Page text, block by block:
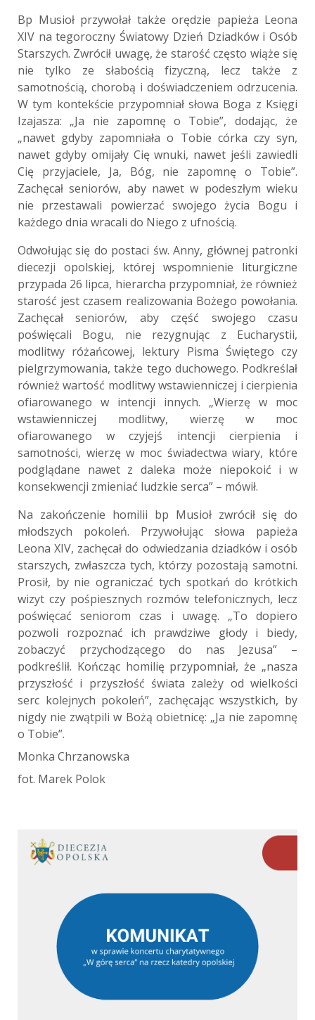
Bp Musioł przywołał także orędzie papieża Leona
XIV na tegoroczny Światowy Dzień Dziadków i Osób
Starszych. Zwrócił uwagę, że starość często wiąże się
nie tylko ze słabością fizyczną, lecz także z
samotnością, chorobą i doświadczeniem odrzucenia.
W tym kontekście przypomniał słowa Boga z Księgi
Izajasza: „Ja nie zapomnę o Tobie”, dodając, że
„nawet gdyby zapomniała o Tobie córka czy syn,
nawet gdyby omijały Cię wnuki, nawet jeśli zawiedli
Cię przyjaciele, Ja, Bóg, nie zapomnę o Tobie”.
Zachęcał seniorów, aby nawet w podeszłym wieku
nie przestawali powierzać swojego życia Bogu i
każdego dnia wracali do Niego z ufnością.
Odwołując się do postaci św. Anny, głównej patronki
diecezji opolskiej, której wspomnienie liturgiczne
przypada 26 lipca, hierarcha przypomniał, że również
starość jest czasem realizowania Bożego powołania.
Zachęcał seniorów, aby część swojego czasu
poświęcali Bogu, nie rezygnując z Eucharystii,
modlitwy różańcowej, lektury Pisma Świętego czy
pielgrzymowania, także tego duchowego. Podkreślał
również wartość modlitwy wstawienniczej i cierpienia
ofiarowanego w intencji innych. „Wierzę w moc
wstawienniczej modlitwy, wierzę w moc
ofiarowanego w czyjejś intencji cierpienia i
samotności, wierzę w moc świadectwa wiary, które
podglądane nawet z daleka może niepokoić i w
konsekwencji zmieniać ludzkie serca” – mówił.
Na zakończenie homilii bp Musioł zwrócił się do
młodszych pokoleń. Przywołując słowa papieża
Leona XIV, zachęcał do odwiedzania dziadków i osób
starszych, zwłaszcza tych, którzy pozostają samotni.
Prosił, by nie ograniczać tych spotkań do krótkich
wizyt czy pośpiesznych rozmów telefonicznych, lecz
poświęcać seniorom czas i uwagę. „To dopiero
pozwoli rozpoznać ich prawdziwe głody i biedy,
zobaczyć przychodzącego do nas Jezusa” –
podkreślił. Kończąc homilię przypomniał, że „nasza
przyszłość i przyszłość świata zależy od wielkości
serc kolejnych pokoleń”, zachęcając wszystkich, by
nigdy nie zwątpili w Bożą obietnicę: „Ja nie zapomnę
o Tobie”.
Monka Chrzanowska
fot. Marek Polok